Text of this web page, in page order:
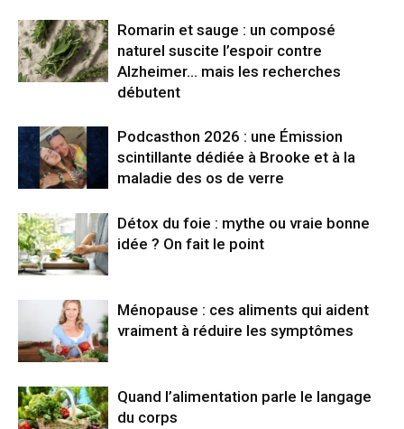
Romarin et sauge : un composé
naturel suscite l’espoir contre
Alzheimer… mais les recherches
débutent
Podcasthon 2026 : une Émission
scintillante dédiée à Brooke et à la
maladie des os de verre
Détox du foie : mythe ou vraie bonne
idée ? On fait le point
Ménopause : ces aliments qui aident
vraiment à réduire les symptômes
Quand l’alimentation parle le langage
du corps